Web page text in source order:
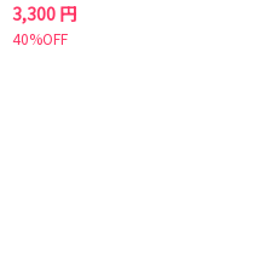
3,300 円
40%OFF